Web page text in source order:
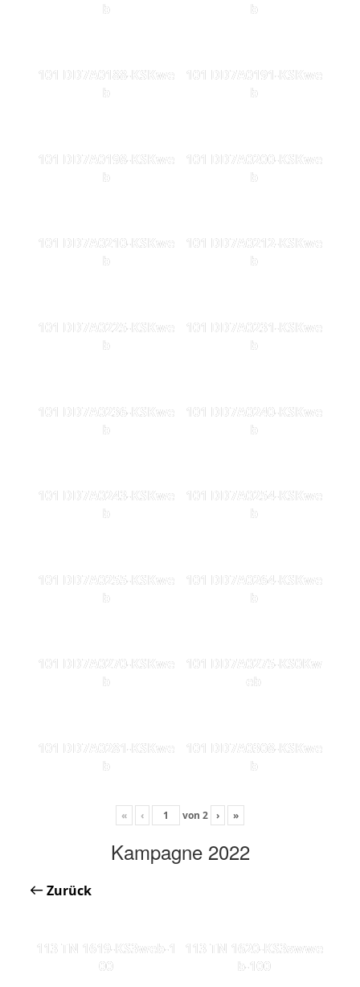
b
b
101 DD7A0188-KSKwe
b
101 DD7A0191-KSKwe
b
101 DD7A0198-KSKwe
b
101 DD7A0200-KSKwe
b
101 DD7A0210-KSKwe
b
101 DD7A0212-KSKwe
b
101 DD7A0225-KSKwe
b
101 DD7A0231-KSKwe
b
101 DD7A0236-KSKwe
b
101 DD7A0240-KSKwe
b
101 DD7A0243-KSKwe
b
101 DD7A0254-KSKwe
b
101 DD7A0255-KSKwe
b
101 DD7A0264-KSKwe
b
101 DD7A0270-KSKwe
b
101 DD7A0275-KS0Kw
eb
101 DD7A0281-KSKwe
b
101 DD7A0308-KSKwe
b
« ‹ von 2 › »
Kampagne 2022
Zurück
113 TN 1619-KS3web-1
00
113 TN 1620-KS3swwe
b-100